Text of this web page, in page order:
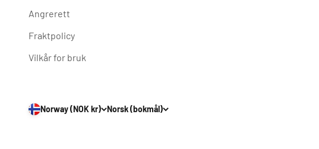
Angrerett
Fraktpolicy
Vilkår for bruk
Norway (NOK kr) Norsk (bokmål)